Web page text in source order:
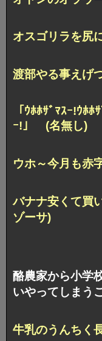
オスゴリラを尻
渡部やる事えげ
「ｳﾎﾎｻﾞﾏｽｰ!ｳﾎ
ｰ!」 (名無し)
ウホ～今月も赤
バナナ安くて買
ゾーサ)
酪農家から小学
いやってしまう
牛乳のうんちく